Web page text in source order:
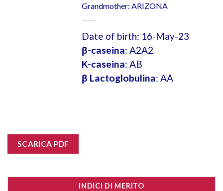
Grandmother: ARIZONA
Date of birth: 16-May-23
β-caseina: A2A2
K-caseina: AB
β Lactoglobulina: AA
SCARICA PDF
INDICI DI MERITO